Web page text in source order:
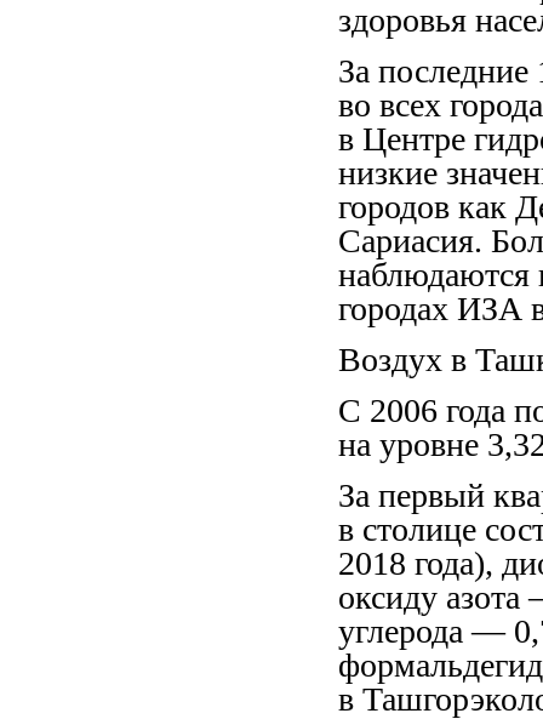
здоровья
За последние
во всех
в Центре
низкие
городов как
Сариасия.
наблюдаются
городах ИЗА
Воздух в
С 2006 года
на уровне
За первый
в столице
2018 года),
оксиду
углерода —
в